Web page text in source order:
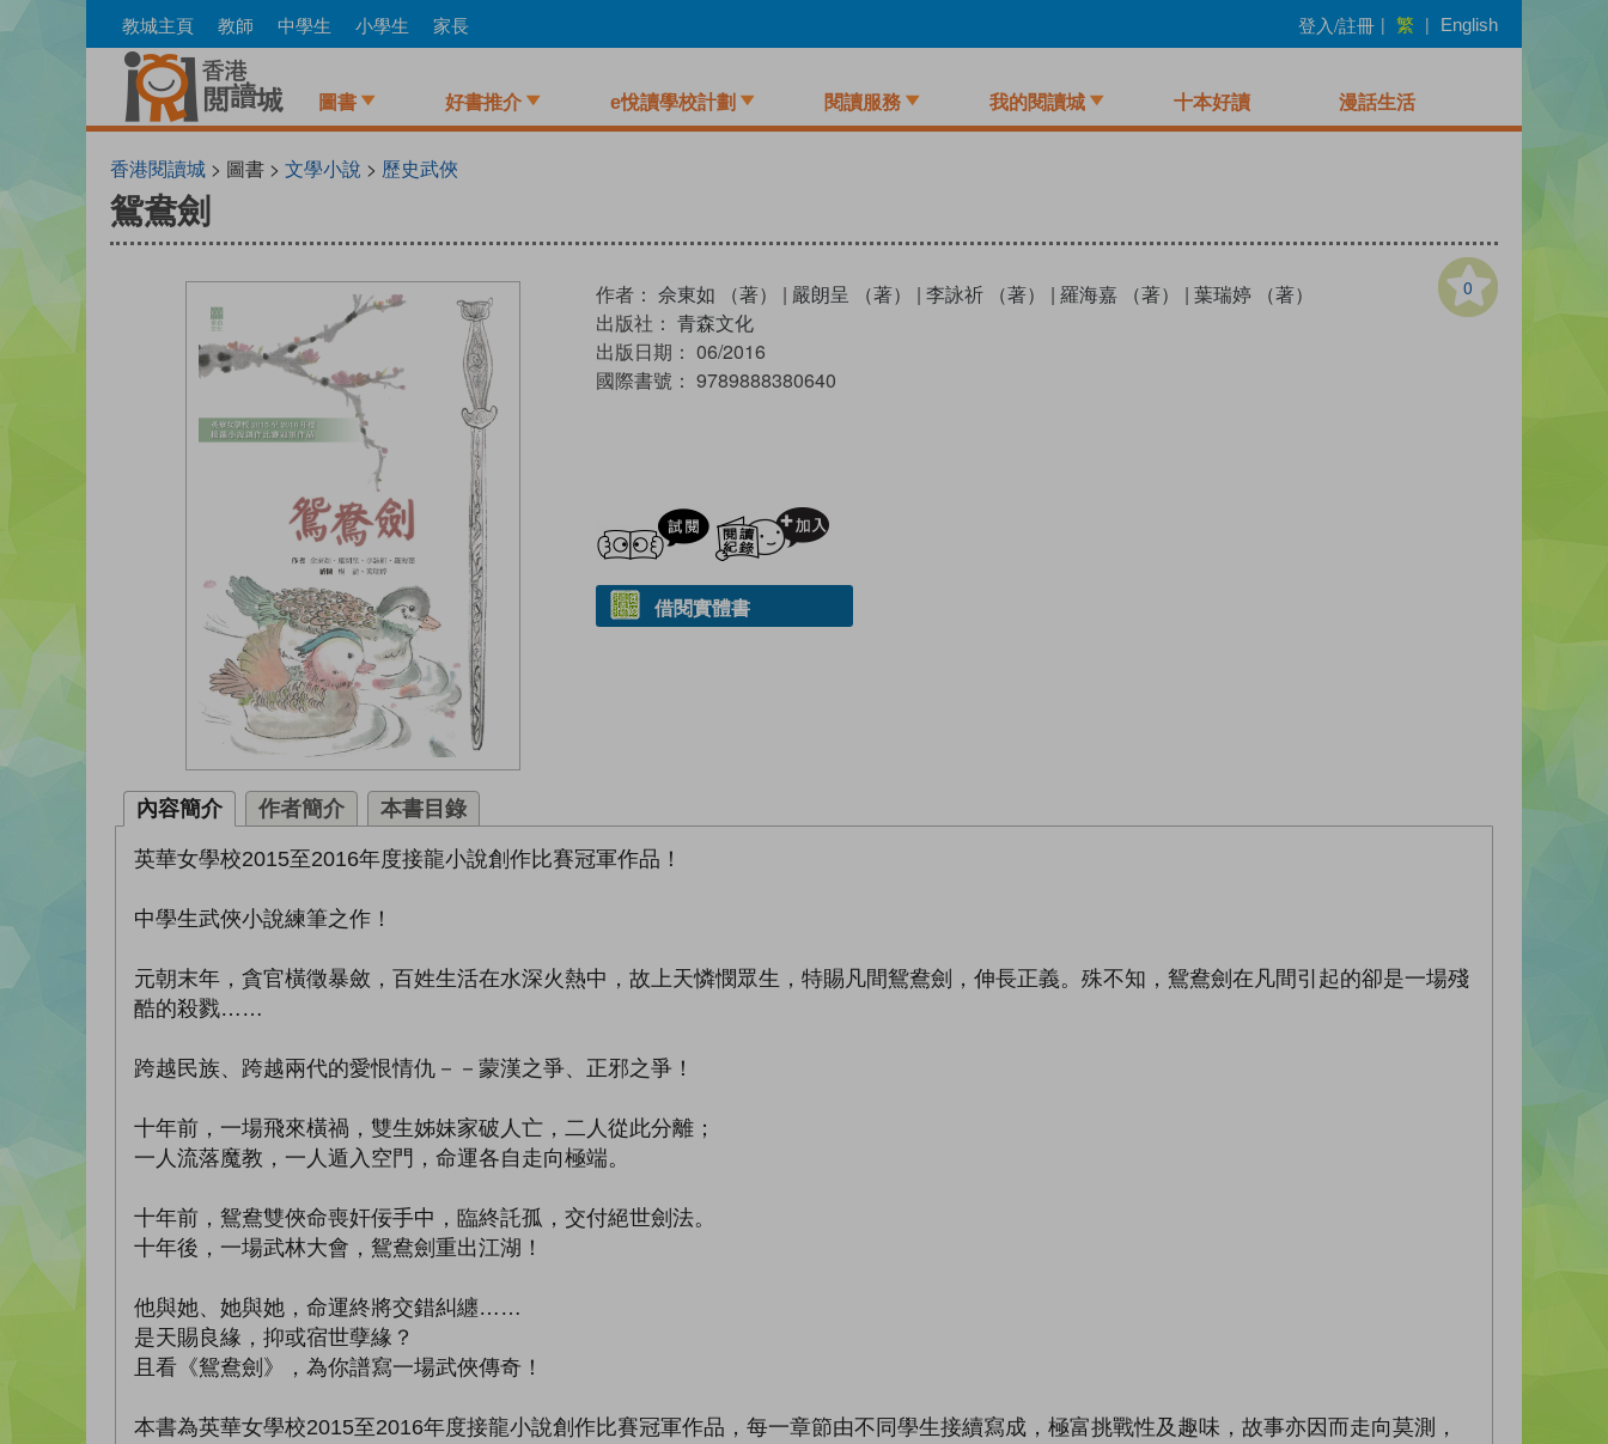
to
教城主頁 教師 中學生 小學生 家長 登入/註冊 | 繁 | English
圖書 好書推介 e悅讀學校計劃 閱讀服務 我的閱讀城 十本好讀 漫話生活
香港閱讀城 > 圖書 > 文學小說 > 歷史武俠
鴛鴦劍
0
作者： 佘東如 （著） | 嚴朗呈 （著） | 李詠祈 （著） | 羅海嘉 （著） | 葉瑞婷 （著）
出版社： 青森文化
出版日期： 06/2016
國際書號： 9789888380640
試閲
借閱實體書
內容簡介 作者簡介 本書目錄
英華女學校2015至2016年度接龍小說創作比賽冠軍作品！
中學生武俠小說練筆之作！
元朝末年，貪官橫徵暴斂，百姓生活在水深火熱中，故上天憐憫眾生，特賜凡間鴛鴦劍，伸長正義。殊不知，鴛鴦劍在凡間引起的卻是一場殘
酷的殺戮……
跨越民族、跨越兩代的愛恨情仇－－蒙漢之爭、正邪之爭！
十年前，一場飛來橫禍，雙生姊妹家破人亡，二人從此分離；
一人流落魔教，一人遁入空門，命運各自走向極端。
十年前，鴛鴦雙俠命喪奸佞手中，臨終託孤，交付絕世劍法。
十年後，一場武林大會，鴛鴦劍重出江湖！
他與她、她與她，命運終將交錯糾纏……
是天賜良緣，抑或宿世孽緣？
且看《鴛鴦劍》，為你譜寫一場武俠傳奇！
本書為英華女學校2015至2016年度接龍小說創作比賽冠軍作品，每一章節由不同學生接續寫成，極富挑戰性及趣味，故事亦因而走向莫測，